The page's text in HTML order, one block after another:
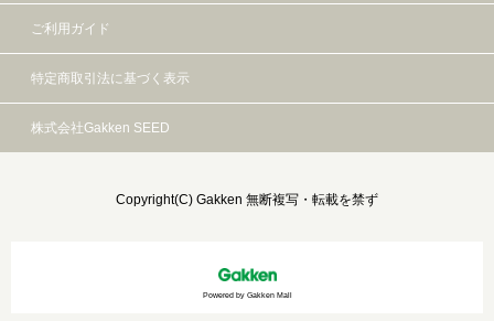
ご利用ガイド
特定商取引法に基づく表示
株式会社Gakken SEED
Copyright(C) Gakken 無断複写・転載を禁ず
Powered by Gakken Mall